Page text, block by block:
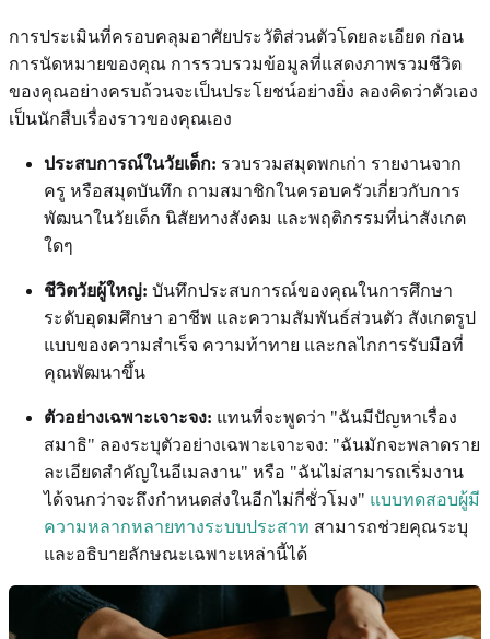
การประเมินที่ครอบคลุมอาศัยประวัติส่วนตัวโดยละเอียด ก่อน
การนัดหมายของคุณ การรวบรวมข้อมูลที่แสดงภาพรวมชีวิต
ของคุณอย่างครบถ้วนจะเป็นประโยชน์อย่างยิ่ง ลองคิดว่าตัวเอง
เป็นนักสืบเรื่องราวของคุณเอง
ประสบการณ์ในวัยเด็ก: รวบรวมสมุดพกเก่า รายงานจาก
ครู หรือสมุดบันทึก ถามสมาชิกในครอบครัวเกี่ยวกับการ
พัฒนาในวัยเด็ก นิสัยทางสังคม และพฤติกรรมที่น่าสังเกต
ใดๆ
ชีวิตวัยผู้ใหญ่: บันทึกประสบการณ์ของคุณในการศึกษา
ระดับอุดมศึกษา อาชีพ และความสัมพันธ์ส่วนตัว สังเกตรูป
แบบของความสำเร็จ ความท้าทาย และกลไกการรับมือที่
คุณพัฒนาขึ้น
ตัวอย่างเฉพาะเจาะจง: แทนที่จะพูดว่า "ฉันมีปัญหาเรื่อง
สมาธิ" ลองระบุตัวอย่างเฉพาะเจาะจง: "ฉันมักจะพลาดราย
ละเอียดสำคัญในอีเมลงาน" หรือ "ฉันไม่สามารถเริ่มงาน
ได้จนกว่าจะถึงกำหนดส่งในอีกไม่กี่ชั่วโมง" แบบทดสอบผู้มี
ความหลากหลายทางระบบประสาท สามารถช่วยคุณระบุ
และอธิบายลักษณะเฉพาะเหล่านี้ได้